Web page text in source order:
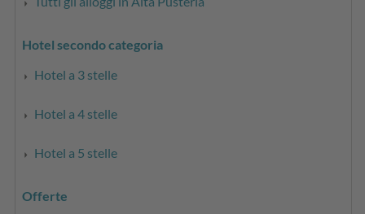
Hotel secondo categoria
Hotel a 3 stelle
Hotel a 4 stelle
Hotel a 5 stelle
Offerte